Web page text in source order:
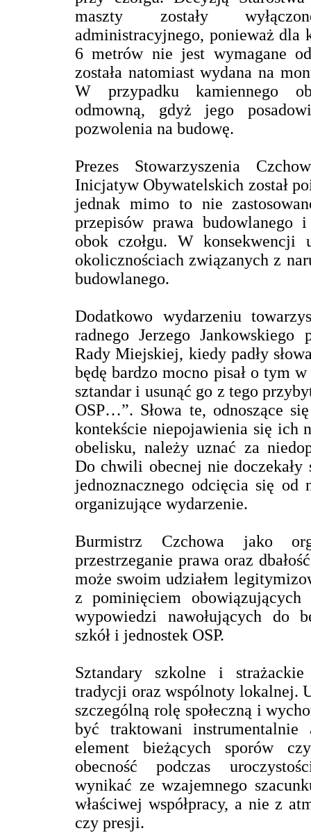
maszty zostały
administracyjnego, ponieważ dla
6 metrów nie jest wymagane
została natomiast wydana na
W przypadku kamiennego
odmowną, gdyż jego
pozwolenia na budowę.
Prezes Stowarzyszenia
Inicjatyw Obywatelskich został
jednak mimo to nie
przepisów prawa budowlanego
obok czołgu. W konsekwencji
okolicznościach związanych z
budowlanego.
Dodatkowo wydarzeniu
radnego Jerzego Jankowskiego
Rady Miejskiej, kiedy padły
będę bardzo mocno pisał o tym
sztandar i usunąć go z tego
OSP…”. Słowa te, odnoszące
kontekście niepojawienia się ich
obelisku, należy uznać za
Do chwili obecnej nie doczekały
jednoznacznego odcięcia się od
organizujące wydarzenie.
Burmistrz Czchowa jako
przestrzeganie prawa oraz
może swoim udziałem
z pominięciem obowiązujących
wypowiedzi nawołujących do
szkół i jednostek OSP.
Sztandary szkolne i
tradycji oraz wspólnoty lokalnej.
szczególną rolę społeczną i
być traktowani
element bieżących sporów
obecność podczas
wynikać ze wzajemnego
właściwej współpracy, a nie z
czy presji.